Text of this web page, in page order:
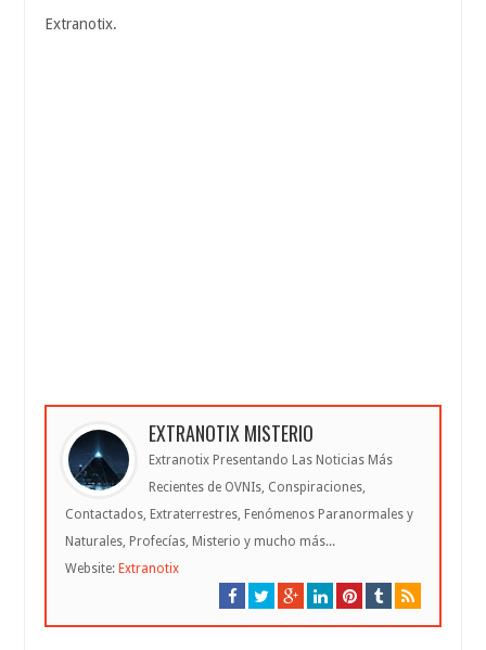
Extranotix.
EXTRANOTIX MISTERIO
Extranotix Presentando Las Noticias Más
Recientes de OVNIs, Conspiraciones,
Contactados, Extraterrestres, Fenómenos Paranormales y
Naturales, Profecías, Misterio y mucho más...
Website: Extranotix